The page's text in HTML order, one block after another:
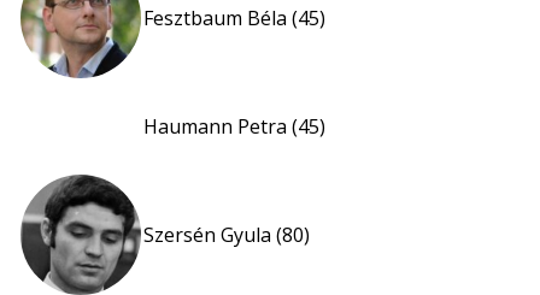
Fesztbaum Béla (45)
Haumann Petra (45)
Szersén Gyula (80)